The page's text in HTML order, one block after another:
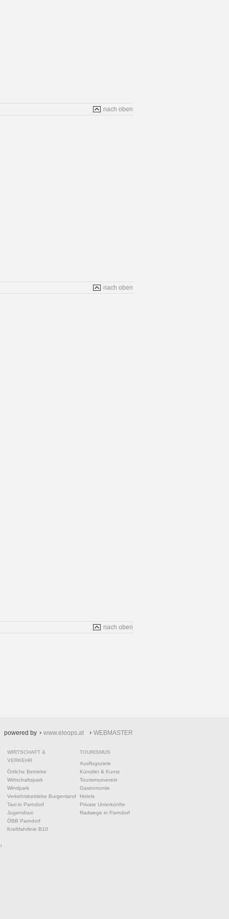
nach oben
nach oben
nach oben
powered by www.eloops.at WEBMASTER
WIRTSCHAFT &
VERKEHR
Örtliche Betriebe
Wirtschaftspark
Windpark
Verkehrsbetriebe Burgenland
Taxi in Parndorf
Jugendtaxi
ÖBB Parndorf
Kraftfahrlinie B10
TOURISMUS
Ausflugsziele
Künstler & Kunst
Tourismusverein
Gastronomie
Hotels
Private Unterkünfte
Radwege in Parndorf